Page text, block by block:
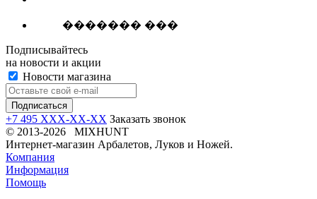
������� ���
Подписывайтесь
на новости и акции
Новости магазина
+7 495 XXX-XX-XX Заказать звонок
© 2013-2026 MIXHUNT
Интернет-магазин Арбалетов, Луков и Ножей.
Компания
Информация
Помощь